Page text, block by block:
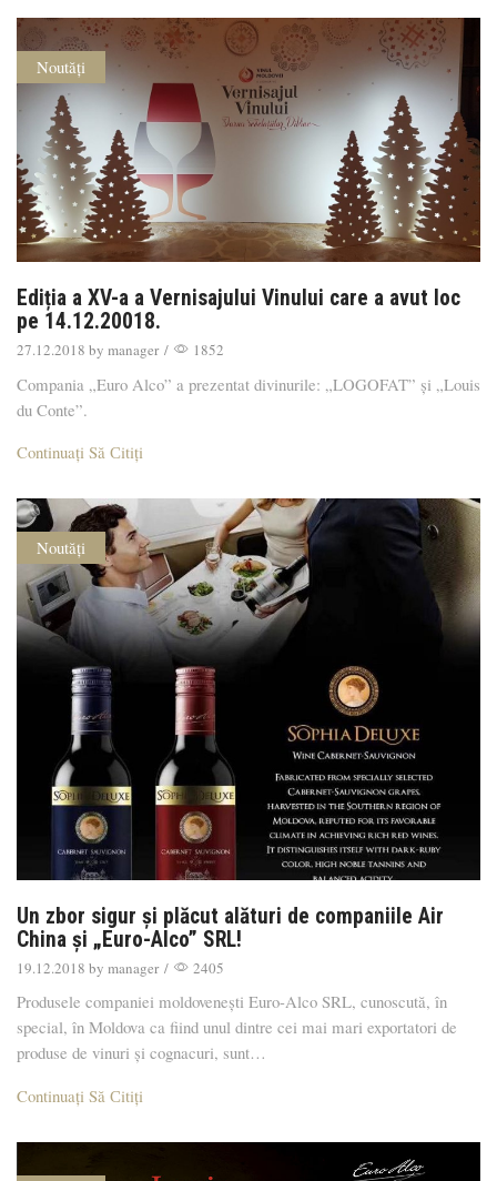
Noutăți
Ediția a XV-a a Vernisajului Vinului care a avut loc
pe 14.12.20018.
27.12.2018 by manager / 1852
Compania „Euro Alco” a prezentat divinurile: „LOGOFAT” și „Louis
du Conte”.
Continuați Să Сitiți
Noutăți
Un zbor sigur și plăcut alături de companiile Air
China și „Euro-Alco” SRL!
19.12.2018 by manager / 2405
Produsele companiei moldovenești Euro-Alco SRL, cunoscută, în
special, în Moldova ca fiind unul dintre cei mai mari exportatori de
produse de vinuri și cognacuri, sunt…
Continuați Să Сitiți